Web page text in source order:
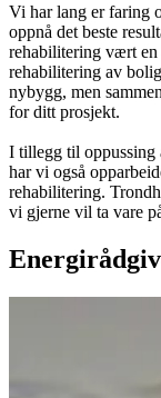
Vi har lang er faring
oppnå det beste
rehabilitering vært en
rehabilitering av
nybygg, men
for ditt prosjekt.
I tillegg til oppussing
har vi også
rehabilitering.
vi gjerne vil ta vare